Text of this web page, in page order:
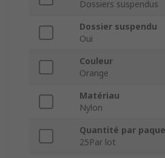
Dossiers suspendus
Dossier suspendu
Oui
Couleur
Orange
Matériau
Nylon
Quantité par
25Par lot